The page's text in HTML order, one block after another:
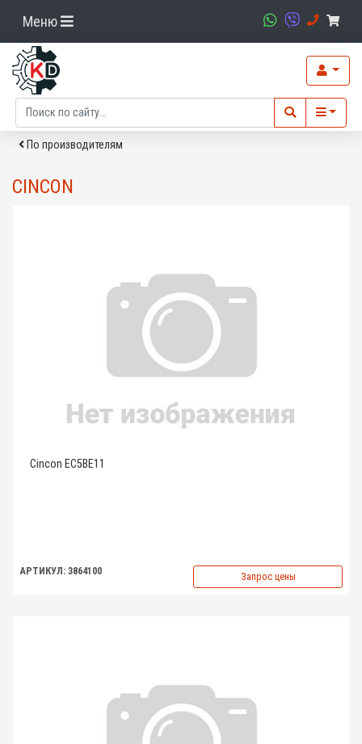
Меню
По производителям
CINCON
Cincon EC5BE11
АРТИКУЛ: 3864100 Запрос цены